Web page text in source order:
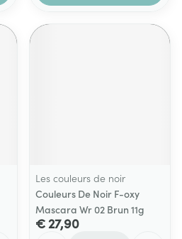
Les couleurs de noir
Couleurs De Noir F-oxy
Mascara Wr 02 Brun 11g
€ 27,90